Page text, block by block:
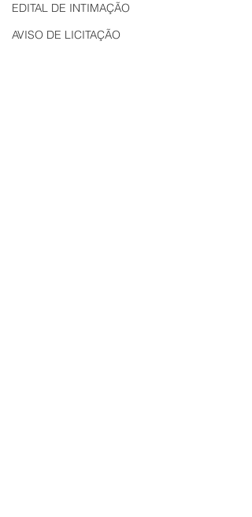
EDITAL DE INTIMAÇÃO
AVISO DE LICITAÇÃO